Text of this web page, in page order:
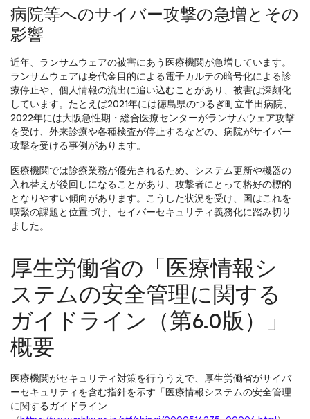
病院等へのサイバー攻撃の急増とその
影響
近年、ランサムウェアの被害にあう医療機関が急増しています。
ランサムウェアは身代金目的による電子カルテの暗号化による診
療停止や、個人情報の流出に追い込むことがあり、被害は深刻化
しています。たとえば2021年には徳島県のつるぎ町立半田病院、
2022年には大阪急性期・総合医療センターがランサムウェア攻撃
を受け、外来診療や各種検査が停止するなどの、病院がサイバー
攻撃を受ける事例があります。
医療機関では診療業務が優先されるため、システム更新や機器の
入れ替えが後回しになることがあり、攻撃者にとって格好の標的
となりやすい傾向があります。こうした状況を受け、国はこれを
喫緊の課題と位置づけ、セイバーセキュリティ義務化に踏み切り
ました。
厚生労働省の「医療情報シ
ステムの安全管理に関する
ガイドライン（第6.0版）」
概要
医療機関がセキュリティ対策を行ううえで、厚生労働省がサイバ
ーセキュリティを含む指針を示す「医療情報システムの安全管理
に関するガイドライン